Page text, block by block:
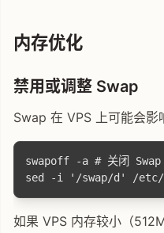
内存优化
禁用或调整 Swap
Swap 在 VPS 上可能会影
swapoff -a # 关闭 Swap
如果 VPS 内存较小（